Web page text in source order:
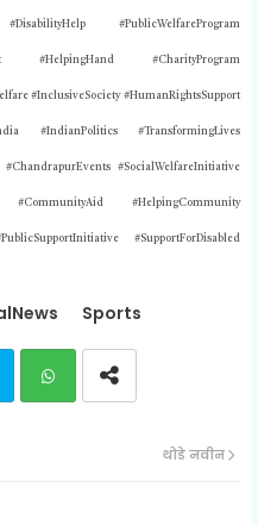
#PublicWelfareProgram
#HelpingHand #CharityProgram
#InclusiveSociety #HumanRightsSupport
#IndianPolitics #TransformingLives
#SocialWelfareInitiative
#CommunityAid #HelpingCommunity
#SupportForDisabled
Sports
थोडे नवीन